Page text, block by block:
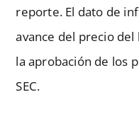
reporte. El dato de
avance del precio
la aprobación de los
SEC.